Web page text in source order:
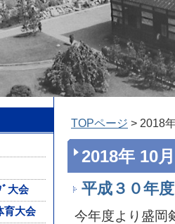
TOPページ > 2018
2018年 10月
平成３０年
今年度より盛岡
ﾞ大会
育大会